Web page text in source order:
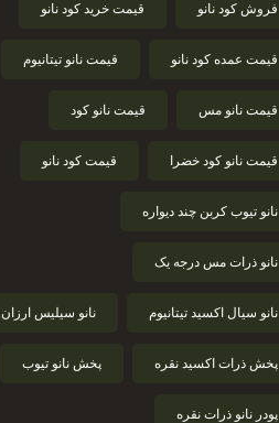
فروش کود نانو قیمت خرید کود نانو
قیمت عمده کود نانو قیمت نانو تیتانیوم
قیمت نانو مس قیمت نانو کود
قیمت نانو کود خضرا قیمت کود نانو
نانو تیوب کربن چند دیواره
نانو ذرات مس درجه یک
نانو سیال اکسید تیتانیوم نانو سیلیس ارزان
پخش ذرات اکسید نقره پخش نانو تیوب
پودر نانو ذرات نقره